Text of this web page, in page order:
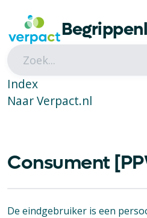
Index
Naar Verpact.nl
Consument
De eindgebruiker is een